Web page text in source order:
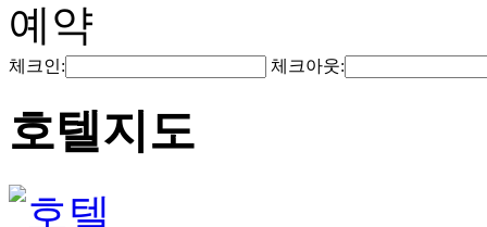
예약
체크인: 체크아웃:
호텔지도